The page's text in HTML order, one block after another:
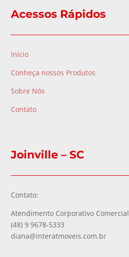
Acessos Rápidos
Início
Conheça nossos Produtos
Sobre Nós
Contato
Joinville – SC
Contato:
Atendimento Corporativo Comercial
(48) 9 9678-5333
diana@interatmoveis.com.br